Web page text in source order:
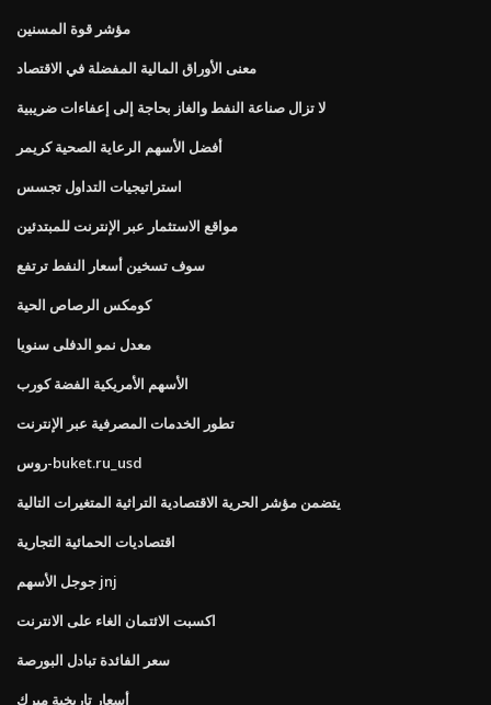
مؤشر قوة المسنين
معنى الأوراق المالية المفضلة في الاقتصاد
لا تزال صناعة النفط والغاز بحاجة إلى إعفاءات ضريبية
أفضل الأسهم الرعاية الصحية كريمر
استراتيجيات التداول تجسس
مواقع الاستثمار عبر الإنترنت للمبتدئين
سوف تسخين أسعار النفط ترتفع
كومكس الرصاص الحية
معدل نمو الدفلى سنويا
الأسهم الأمريكية الفضة كورب
تطور الخدمات المصرفية عبر الإنترنت
روس-buket.ru_usd
يتضمن مؤشر الحرية الاقتصادية التراثية المتغيرات التالية
اقتصاديات الحمائية التجارية
جوجل الأسهم jnj
اكسبت الائتمان الغاء على الانترنت
سعر الفائدة تبادل البورصة
أسعار تاريخية ميرك